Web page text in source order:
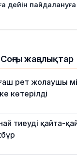
дейін пайдалануға
Соңғы жаңалықтар
рет жолаушы
көтерілді
тиеуді қайта-